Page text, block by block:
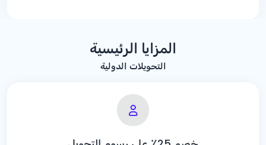
المزايا الرئيسية
التحويلات الدولية